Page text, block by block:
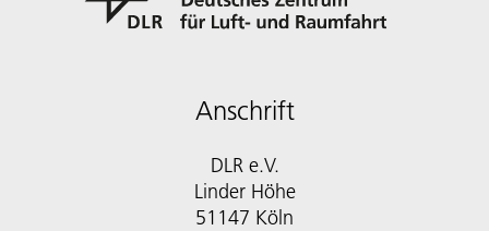
Anschrift
DLR e.V.
Linder Höhe
51147 Köln